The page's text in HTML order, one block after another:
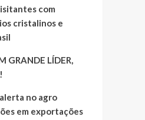
com
cristalinos e
GRANDE LÍDER,
no agro
em exportações